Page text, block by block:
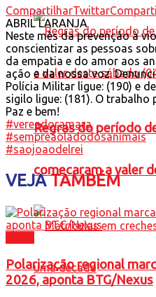
Regras do período
comecaram a valer
CompartilharTwittar
ABRIL LARANJA
Neste mês da prevenção à
conscientizar as pessoas
da empatia e do amor aos
ação e da nossa voz.
Polícia Militar ligue: (190) e
sigilo ligue: (181). O trabalho
Paz e bem!
#vereadoramara
#sempreaoladodosanimais
#saojoaodelrei
VEJATAMBÉM
Polarização regional
2026, aponta BTG/Nexus